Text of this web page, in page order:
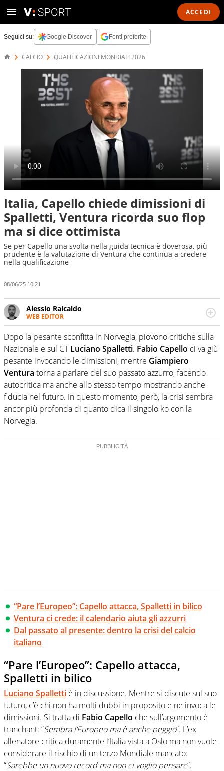
ACCEDI
Seguici su: Google Discover Fonti preferite
CALCIO QUALIFICAZIONI MONDIALI 2026
Italia, Capello chiede dimissioni di
Spalletti, Ventura ricorda suo flop
ma si dice ottimista
Se per Capello una svolta nella guida tecnica è doverosa, più
prudente è la valutazione di Ventura che continua a credere
nella qualificazione
08/06/25 10:21
Alessio Raicaldo
WEB EDITOR
Un figlio che si chiama Diego e la tesi di laurea sugli stadi
di proprietà in Italia. Il calcio quale filo conduttore
irrinunciabile tra passione e professione. Per Virgilio
Sport indaga, approfondisce e scandaglia l'universo
mondo dello sport per antonomasia
Dopo la pesante sconfitta in Norvegia, piovono critiche sulla
Nazionale e sul CTLuciano Spalletti. Fabio Capello ci va giù
pesante invocando le dimissioni, mentre Giampiero
Ventura torna a parlare del suo passato azzurro, facendo
autocritica ma anche allo stesso tempo mostrando anche
fiducia nel futuro. In questo momento, però, la crisi sembra
ancor più profonda di quanto dica il singolo ko con la
Norvegia.
“Pare l’Europeo”: Capello attacca, Spalletti in bilico
Ventura ci crede: il calendario aiuta gli azzurri
Dal passato al presente: dentro la crisi del calcio
italiano
“Pare l’Europeo”: Capello attacca,
Spalletti in bilico
Luciano Spalletti è in discussione. Mentre si discute sul suo
futuro, c’è chi non ha molti dubbi in proposito e ne invoca le
dimissioni. Si tratta di Fabio Capello che sull’argomento è
tranchant: “Sembra l’Europeo ma è anche peggio“. L’ex
allenatore critica duramente l’Italia vista a Oslo ma non vuole
considerare il rischio di un terzo Mondiale mancato:
“Sarebbe un nuovo record ma non ci voglio pensare“.